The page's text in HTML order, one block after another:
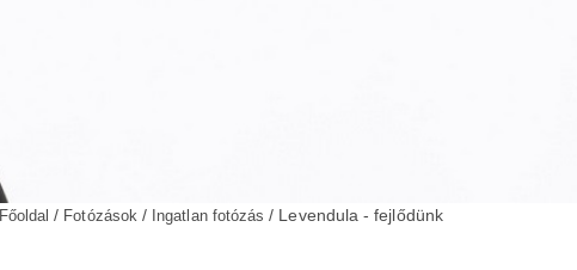
Főoldal / Fotózások / Ingatlan fotózás / Levendula - fejlődünk